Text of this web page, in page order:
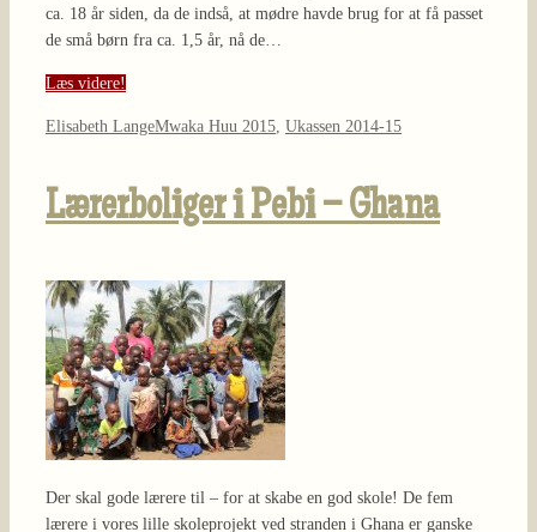
ca. 18 år siden, da de indså, at mødre havde brug for at få passet
de små børn fra ca. 1,5 år, nå de…
Læs videre!
Elisabeth LangeMwaka Huu 2015 Ukassen 2014-15
Lærerboliger i Pebi – Ghana
Der skal gode lærere til – for at skabe en god skole! De fem
lærere i vores lille skoleprojekt ved stranden i Ghana er ganske